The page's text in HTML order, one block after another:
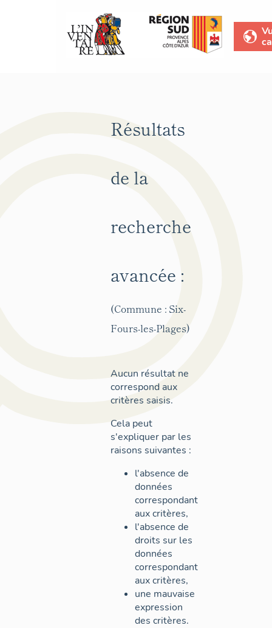
Résultats
de la
recherche
avancée :
(Commune : Six-
Fours-les-Plages)
Aucun résultat ne
correspond aux
critères saisis.
Cela peut
s'expliquer par les
raisons suivantes :
l'absence de
données
correspondant
aux critères,
l'absence de
droits sur les
données
correspondant
aux critères,
une mauvaise
expression
des critères.